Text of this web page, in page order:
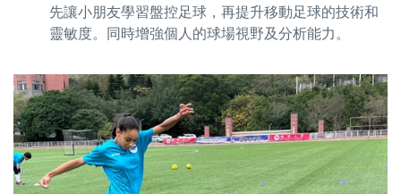
先讓小朋友學習盤控足球，再提升移動足球的技術和
靈敏度。同時增強個人的球場視野及分析能力。